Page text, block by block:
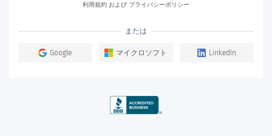
利用規約 および プライバシーポリシー
または
Google マイクロソフト LinkedIn